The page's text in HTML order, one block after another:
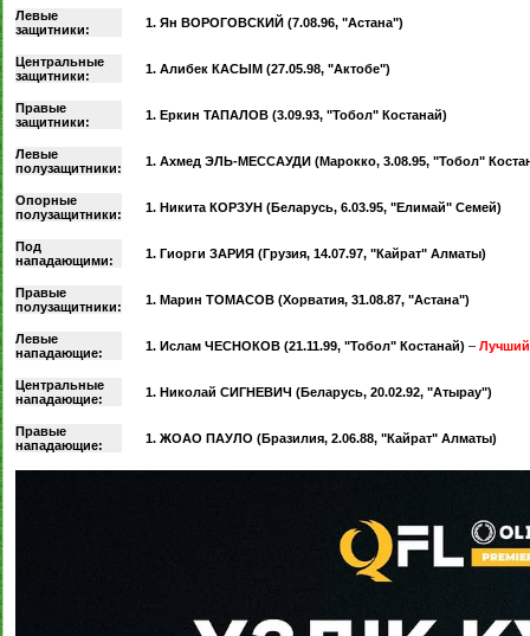
Левые
защитники:
1. Ян ВОРОГОВСКИЙ (7.08.96, "Астана")
Центральные
защитники:
1. Алибек КАСЫМ (27.05.98, "Актобе")
Правые
защитники:
1. Еркин ТАПАЛОВ (3.09.93, "Тобол" Костанай)
Левые
полузащитники:
1. Ахмед ЭЛЬ-МЕССАУДИ (Марокко, 3.08.95, "Тобол"
Опорные
полузащитники:
1. Никита КОРЗУН (Беларусь, 6.03.95, "Елимай" Семей)
Под
нападающими:
1. Гиорги ЗАРИЯ (Грузия, 14.07.97, "Кайрат" Алматы)
Правые
полузащитники:
1. Марин ТОМАСОВ (Хорватия, 31.08.87, "Астана")
Левые
нападающие:
1. Ислам ЧЕСНОКОВ (21.11.99, "Тобол" Костанай) – Лучший
Центральные
нападающие:
1. Николай СИГНЕВИЧ (Беларусь, 20.02.92, "Атырау")
Правые
нападающие:
1. ЖОАО ПАУЛО (Бразилия, 2.06.88, "Кайрат" Алматы)